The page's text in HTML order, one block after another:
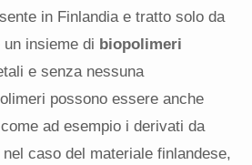
in Finlandia e tratto solo da
insieme di biopolimeri
e senza nessuna
possono essere anche
ad esempio i derivati da
caso del materiale finlandese,